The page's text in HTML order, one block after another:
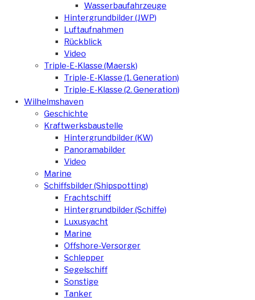
Wasserbaufahrzeuge
Hintergrundbilder (JWP)
Luftaufnahmen
Rückblick
Video
Triple-E-Klasse (Maersk)
Triple-E-Klasse (1. Generation)
Triple-E-Klasse (2. Generation)
Wilhelmshaven
Geschichte
Kraftwerksbaustelle
Hintergrundbilder (KW)
Panoramabilder
Video
Marine
Schiffsbilder (Shipspotting)
Frachtschiff
Hintergrundbilder (Schiffe)
Luxusyacht
Marine
Offshore-Versorger
Schlepper
Segelschiff
Sonstige
Tanker